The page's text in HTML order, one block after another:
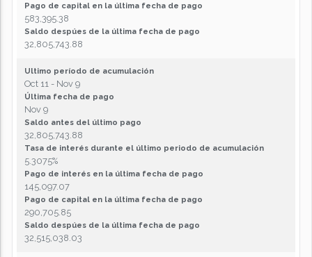
Pago de capital en la última fecha de pago
583,395.38
Saldo despúes de la última fecha de pago
32,805,743.88
Ultimo período de acumulación
Oct 11 - Nov 9
Última fecha de pago
Nov 9
Saldo antes del último pago
32,805,743.88
Tasa de interés durante el último periodo de acumulación
5.3075%
Pago de interés en la última fecha de pago
145,097.07
Pago de capital en la última fecha de pago
290,705.85
Saldo despúes de la última fecha de pago
32,515,038.03